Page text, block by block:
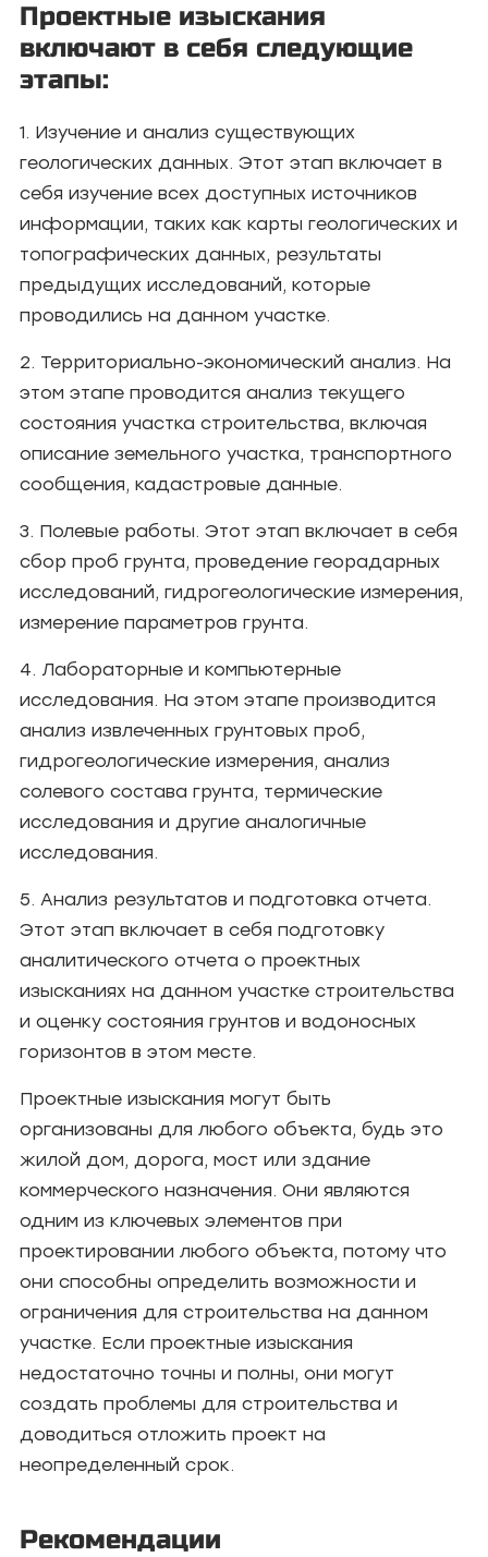
Проектные изыскания
включают в себя следующие
этапы:
1. Изучение и анализ существующих
геологических данных. Этот этап включает в
себя изучение всех доступных источников
информации, таких как карты геологических и
топографических данных, результаты
предыдущих исследований, которые
проводились на данном участке.
2. Территориально-экономический анализ. На
этом этапе проводится анализ текущего
состояния участка строительства, включая
описание земельного участка, транспортного
сообщения, кадастровые данные.
3. Полевые работы. Этот этап включает в себя
сбор проб грунта, проведение георадарных
исследований, гидрогеологические измерения,
измерение параметров грунта.
4. Лабораторные и компьютерные
исследования. На этом этапе производится
анализ извлеченных грунтовых проб,
гидрогеологические измерения, анализ
солевого состава грунта, термические
исследования и другие аналогичные
исследования.
5. Анализ результатов и подготовка отчета.
Этот этап включает в себя подготовку
аналитического отчета о проектных
изысканиях на данном участке строительства
и оценку состояния грунтов и водоносных
горизонтов в этом месте.
Проектные изыскания могут быть
организованы для любого объекта, будь это
жилой дом, дорога, мост или здание
коммерческого назначения. Они являются
одним из ключевых элементов при
проектировании любого объекта, потому что
они способны определить возможности и
ограничения для строительства на данном
участке. Если проектные изыскания
недостаточно точны и полны, они могут
создать проблемы для строительства и
доводиться отложить проект на
неопределенный срок.
Рекомендации